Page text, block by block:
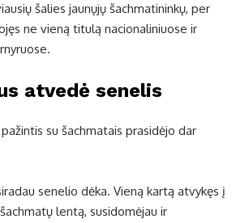
šalies jaunųjų šachmatininkų, per
ne vieną titulą nacionaliniuose ir
atvedė senelis
su šachmatais prasidėjo dar
senelio dėka. Vieną kartą atvykęs į
lentą, susidomėjau ir